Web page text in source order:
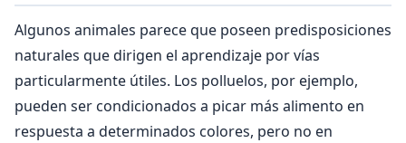
Algunos animales parece que poseen predisposiciones
naturales que dirigen el aprendizaje por vías
particularmente útiles. Los polluelos, por ejemplo,
pueden ser condicionados a picar más alimento en
respuesta a determinados colores, pero no en